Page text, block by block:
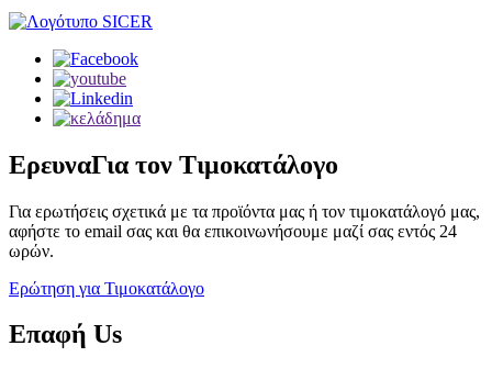
ΕρευναΓια τον Τιμοκατάλογο
Για ερωτήσεις σχετικά με τα προϊόντα μας ή τον τιμοκατάλογό μας,
αφήστε το email σας και θα επικοινωνήσουμε μαζί σας εντός 24
ωρών.
Ερώτηση για Τιμοκατάλογο
Επαφή Us